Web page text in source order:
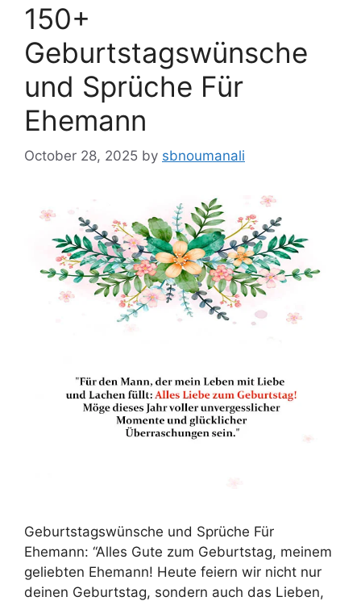
150+
Geburtstagswünsche
und Sprüche Für
Ehemann
October 28, 2025 by sbnoumanali
Geburtstagswünsche und Sprüche Für
Ehemann: “Alles Gute zum Geburtstag, meinem
geliebten Ehemann! Heute feiern wir nicht nur
deinen Geburtstag, sondern auch das Lieben,